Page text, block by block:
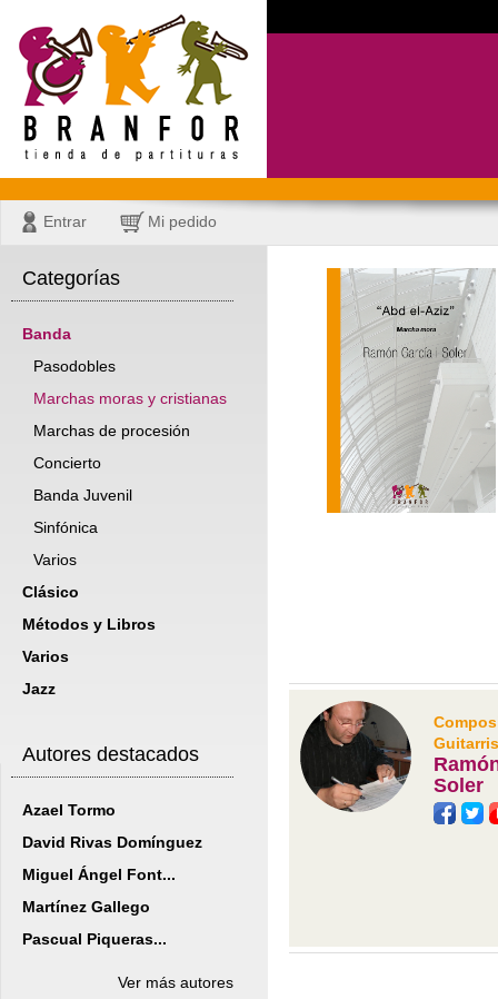
Entrar Mi pedido
Categorías
Banda
Pasodobles
Marchas moras y cristianas
Marchas de procesión
Concierto
Banda Juvenil
Sinfónica
Varios
Clásico
Métodos y Libros
Varios
Jazz
Autores destacados
Azael Tormo
David Rivas Domínguez
Miguel Ángel Font...
Martínez Gallego
Pascual Piqueras...
Ver más autores
Soler